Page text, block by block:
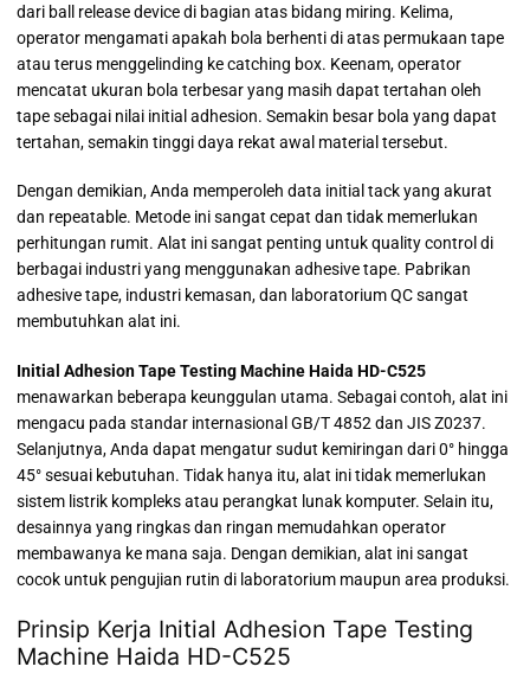
dari ball release device di bagian atas bidang miring. Kelima,
operator mengamati apakah bola berhenti di atas permukaan tape
atau terus menggelinding ke catching box. Keenam, operator
mencatat ukuran bola terbesar yang masih dapat tertahan oleh
tape sebagai nilai initial adhesion. Semakin besar bola yang dapat
tertahan, semakin tinggi daya rekat awal material tersebut.
Dengan demikian, Anda memperoleh data initial tack yang akurat
dan repeatable. Metode ini sangat cepat dan tidak memerlukan
perhitungan rumit. Alat ini sangat penting untuk quality control di
berbagai industri yang menggunakan adhesive tape. Pabrikan
adhesive tape, industri kemasan, dan laboratorium QC sangat
membutuhkan alat ini.
Initial Adhesion Tape Testing Machine Haida HD-C525
menawarkan beberapa keunggulan utama. Sebagai contoh, alat ini
mengacu pada standar internasional GB/T 4852 dan JIS Z0237.
Selanjutnya, Anda dapat mengatur sudut kemiringan dari 0° hingga
45° sesuai kebutuhan. Tidak hanya itu, alat ini tidak memerlukan
sistem listrik kompleks atau perangkat lunak komputer. Selain itu,
desainnya yang ringkas dan ringan memudahkan operator
membawanya ke mana saja. Dengan demikian, alat ini sangat
cocok untuk pengujian rutin di laboratorium maupun area produksi.
Prinsip Kerja Initial Adhesion Tape Testing
Machine Haida HD-C525